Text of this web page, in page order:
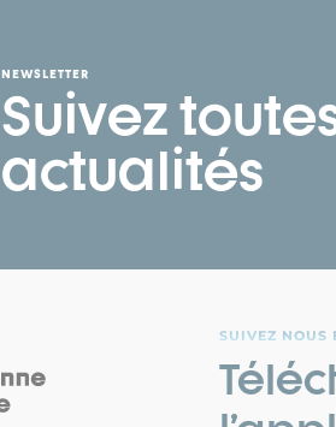
NEWSLETTER
Suivez
actualités
SUIVEZ NOUS